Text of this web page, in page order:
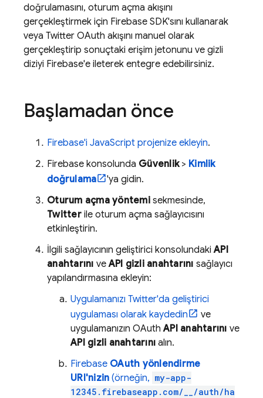
doğrulamasını, oturum açma akışını
gerçekleştirmek için Firebase SDK'sını kullanarak
veya Twitter OAuth akışını manuel olarak
gerçekleştirip sonuçtaki erişim jetonunu ve gizli
diziyi Firebase'e ileterek entegre edebilirsiniz.
Başlamadan önce
Firebase'i JavaScript projenize ekleyin.
Firebase konsolunda Güvenlik> Kimlik
doğrulama
'ya gidin.
Oturum açma yöntemisekmesinde,
Twitterile oturum açma sağlayıcısını
etkinleştirin.
İlgili sağlayıcının geliştirici konsolundakiAPI
anahtarını veAPI gizli anahtarını sağlayıcı
yapılandırmasına ekleyin:
Uygulamanızı Twitter'da geliştirici
uygulaması olarak kaydedin
ve
uygulamanızın OAuthAPI anahtarını ve
API gizli anahtarını alın.
Firebase OAuth yönlendirme
URI'nizin (örneğin, my-app-
12345.firebaseapp.com/__/auth/ha